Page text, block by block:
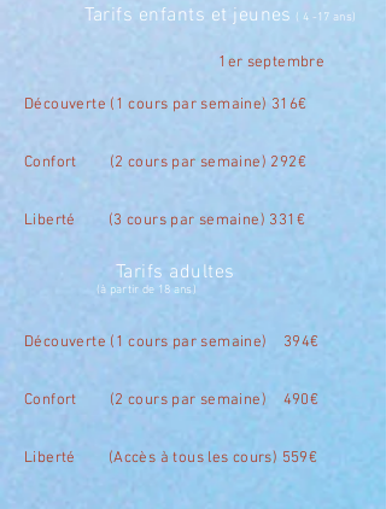
Tarifs enfants et jeunes ( 4 -17 ans)
1er septembre
Découverte (1 cours par semaine) 316€
Confort (2 cours par semaine) 292€
Liberté (3 cours par semaine) 331 €
Tarifs adultes
(à partir de 18 ans)
Découverte (1 cours par semaine) 394€
Confort (2 cours par semaine) 490€
Liberté (Accès à tous les cours) 559€